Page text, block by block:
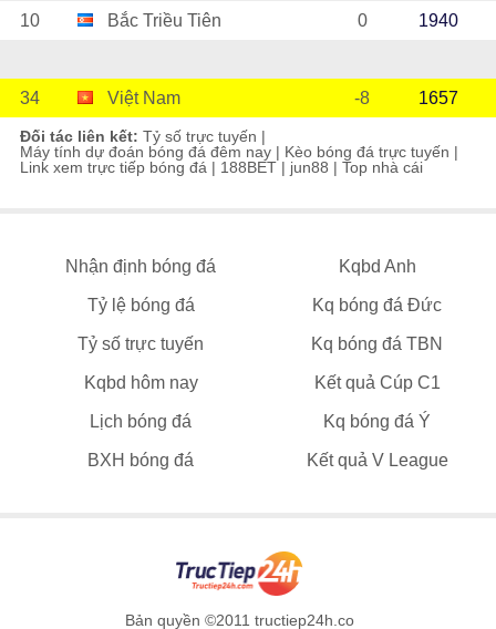
10 Bắc Triều Tiên 0 1940
34 Việt Nam -8 1657
Đối tác liên kết: Tỷ số trực tuyến |
Máy tính dự đoán bóng đá đêm nay | Kèo bóng đá trực tuyến |
Link xem trực tiếp bóng đá | 188BET | jun88 | Top nhà cái
Nhận định bóng đá Kqbd Anh
Tỷ lệ bóng đá Kq bóng đá Đức
Tỷ số trực tuyến Kq bóng đá TBN
Kqbd hôm nay Kết quả Cúp C1
Lịch bóng đá Kq bóng đá Ý
BXH bóng đá Kết quả V League
Bản quyền ©2011 tructiep24h.co